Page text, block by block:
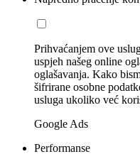
Prihvaćanjem ove
uspjeh našeg online
oglašavanja. Kako
šifrirane osobne
usluga ukoliko već
Google Ads
Performanse